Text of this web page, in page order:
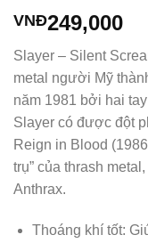
VNĐ249,000
Slayer – Silent
metal người Mỹ
năm 1981 bởi hai
Slayer có được đột
Reign in Blood
trụ” của thrash
Anthrax.
Thoáng khí tốt: